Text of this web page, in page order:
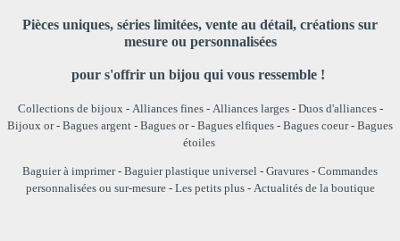
Pièces uniques, séries limitées, vente au détail, créations sur
mesure ou personnalisées
pour s'offrir un bijou qui vous ressemble !
Collections de bijoux- Alliances fines- Alliances larges- Duos d'alliances-
Bijoux or- Bagues argent - Bagues or- Bagues elfiques - Bagues coeur- Bagues
étoiles
Baguier à imprimer- Baguier plastique universel - Gravures - Commandes
personnalisées ou sur-mesure- Les petits plus- Actualités de la boutique